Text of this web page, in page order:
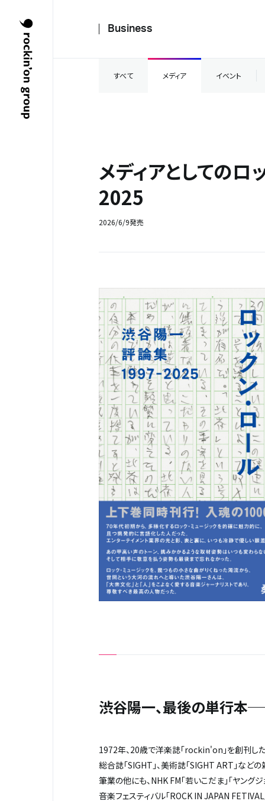
Business
すべて メディア イベント
メディアとしての
2025
2026/6/9発売
渋谷陽一、最後の単行本
1972年、20歳で洋楽誌「rockin'on」を創刊した
総合誌「SIGHT」、美術誌「SIGHT ART」な
筆業の他にも、NHK FM「若いこだま」「ヤング
音楽フェスティバル「ROCK IN JAPAN